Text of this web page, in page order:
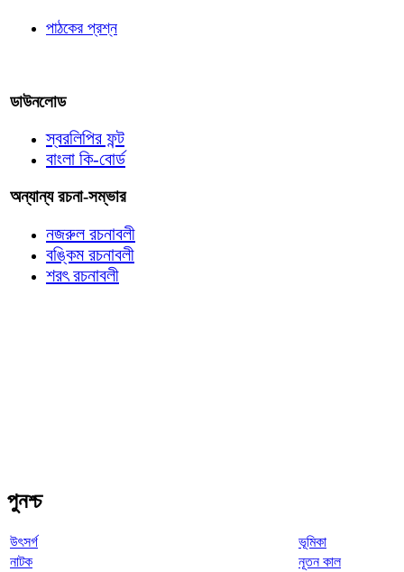
পাঠকের প্রশ্ন
ডাউনলোড
স্বরলিপির ফন্ট
বাংলা কি-বোর্ড
অন্যান্য রচনা-সম্ভার
নজরুল রচনাবলী
বঙ্কিম রচনাবলী
শরৎ রচনাবলী
পুনশ্চ
উৎসর্গ
ভূমিকা
নাটক
নূতন কাল